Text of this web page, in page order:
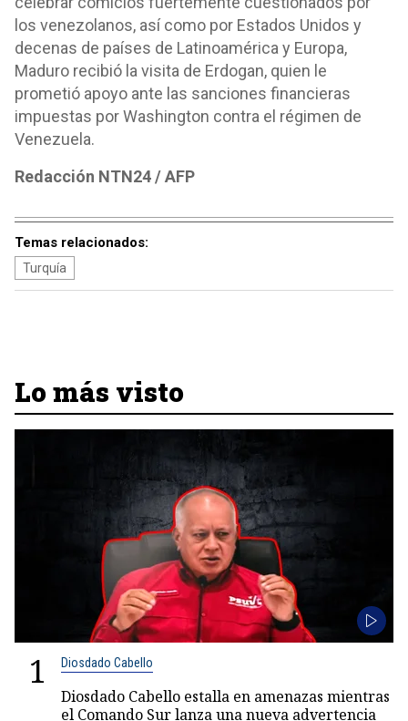
los venezolanos, así como por Estados Unidos y
decenas de países de Latinoamérica y Europa,
Maduro recibió la visita de Erdogan, quien le
prometió apoyo ante las sanciones financieras
impuestas por Washington contra el régimen de
Venezuela.
Redacción NTN24 / AFP
Temas relacionados:
Turquía
Lo más visto
1 Diosdado Cabello
Diosdado Cabello estalla en amenazas mientras
el Comando Sur lanza una nueva advertencia